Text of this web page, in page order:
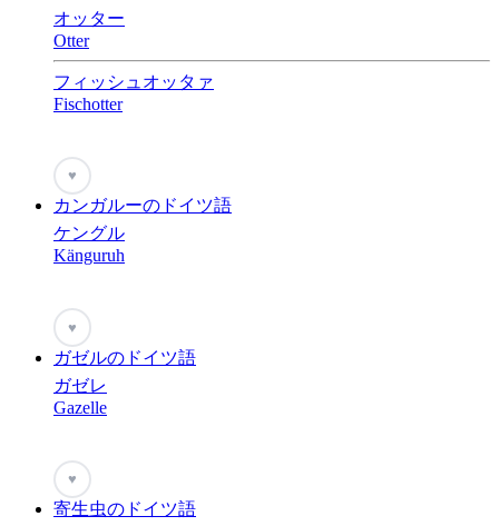
オッター
Otter
フィッシュオッタァ
Fischotter
♥
カンガルーのドイツ語
ケングル
Känguruh
♥
ガゼルのドイツ語
ガゼレ
Gazelle
♥
寄生虫のドイツ語